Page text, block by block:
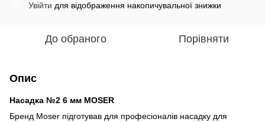
Увійти для відображення накопичувальної знижки
До обраного Порівняти
Опис
Насадка №2 6 мм MOSER
Бренд Moser підготував для професіоналів насадку для